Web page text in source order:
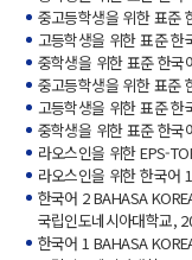
중고등학생을 위한 표준
고등학생을 위한 표준
중학생을 위한 표준 한
중고등학생을 위한 표준
고등학생을 위한 표준
중학생을 위한 표준 한
라오스인을 위한 EPS-
라오스인을 위한 한국어
한국어 2 BAHASA
국립인도네시아대학교,
한국어 1 BAHASA